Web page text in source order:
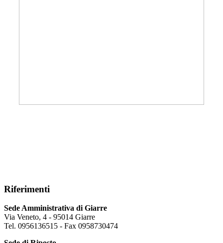
Riferimenti
Sede Amministrativa di Giarre
Via Veneto, 4 - 95014 Giarre
Tel. 0956136515 - Fax 0958730474